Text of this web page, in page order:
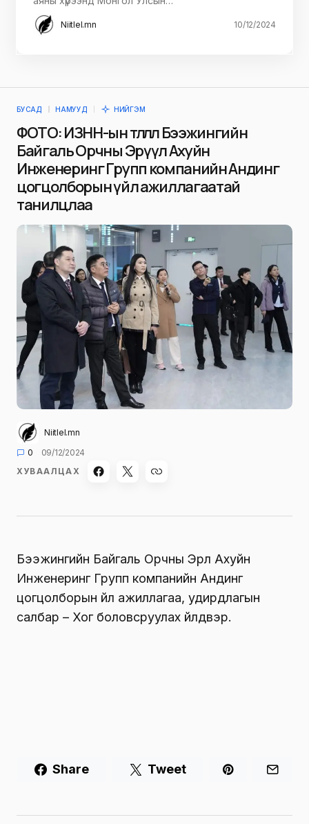
Niitlel.mn 10/12/2024
БУСАД НАМУУД НИЙГЭМ
ФОТО: ИЗНН-ын төлөөлөл Бээжингийн
Байгаль Орчны Эрүүл Ахуйн
Инженеринг Групп компанийн Андинг
цогцолборын үйл ажиллагаатай
танилцлаа
Niitlel.mn
0
09/12/2024
ХУВААЛЦАХ
Бээжингийн Байгаль Орчны Эрүүл Ахуйн
Инженеринг Групп компанийн Андинг
цогцолборын үйл ажиллагаа, удирдлагын
салбар – Хог боловсруулах үйлдвэр.
Share Tweet